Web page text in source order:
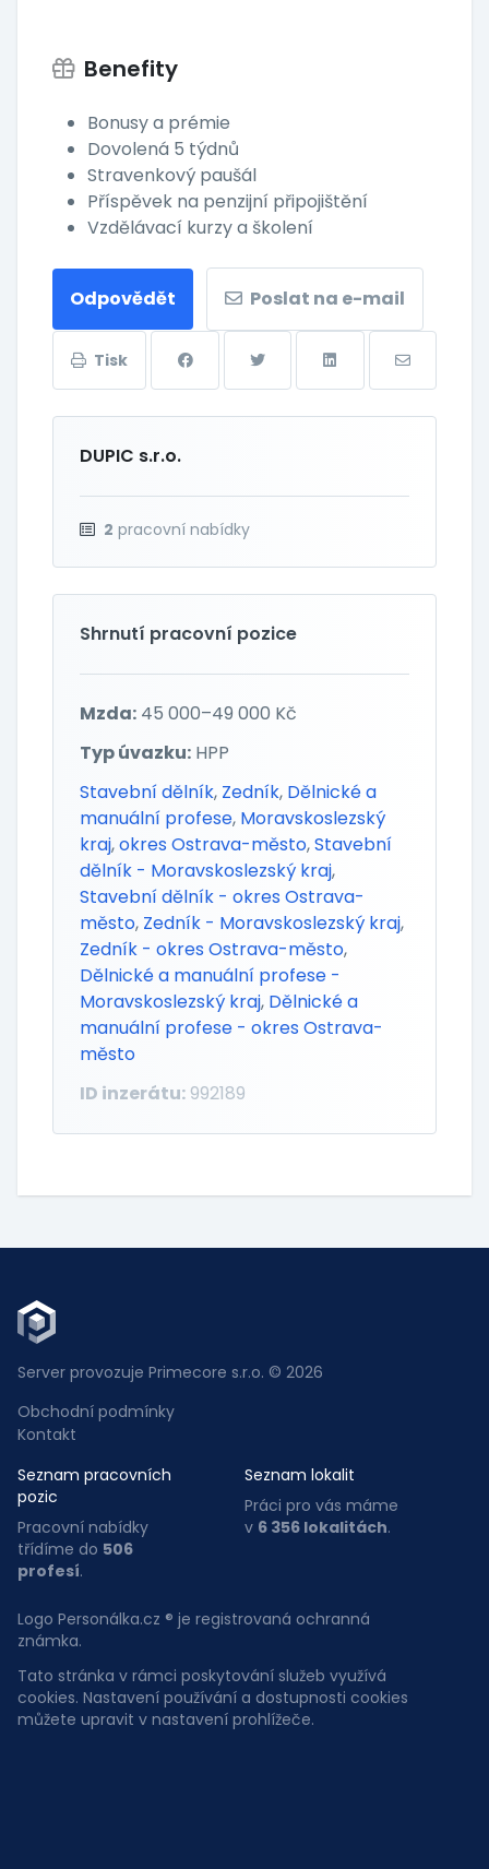
Benefity
Bonusy a prémie
Dovolená 5 týdnů
Stravenkový paušál
Příspěvek na penzijní připojištění
Vzdělávací kurzy a školení
Odpovědět Poslat na e-mail
Tisk
DUPIC s.r.o.
2 pracovní nabídky
Shrnutí pracovní pozice
Mzda: 45 000–49 000 Kč
Typ úvazku: HPP
Stavební dělník, Zedník, Dělnické a
manuální profese, Moravskoslezský
kraj,okres Ostrava-město,Stavební
dělník - Moravskoslezský kraj,
Stavební dělník - okres Ostrava-
město, Zedník - Moravskoslezský kraj,
Zedník - okres Ostrava-město,
Dělnické a manuální profese -
Moravskoslezský kraj, Dělnické a
manuální profese - okres Ostrava-
město
ID inzerátu: 992189
Server provozuje Primecore s.r.o. © 2026
Obchodní podmínky
Kontakt
Seznam pracovních
pozic
Pracovní nabídky
třídíme do 506
profesí.
Seznam lokalit
Práci pro vás máme
v 6 356 lokalitách.
Logo Personálka.cz ® je registrovaná ochranná
známka.
Tato stránka v rámci poskytování služeb využívá
cookies. Nastavení používání a dostupnosti cookies
můžete upravit v nastavení prohlížeče.